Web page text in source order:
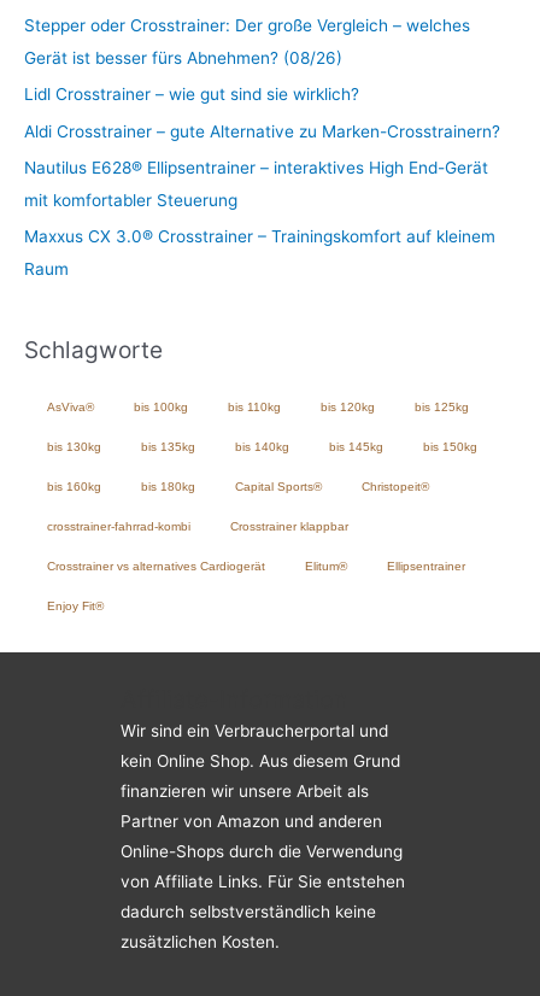
Stepper oder Crosstrainer: Der große Vergleich – welches
Gerät ist besser fürs Abnehmen? (08/26)
Lidl Crosstrainer – wie gut sind sie wirklich?
Aldi Crosstrainer – gute Alternative zu Marken-Crosstrainern?
Nautilus E628® Ellipsentrainer – interaktives High End-Gerät
mit komfortabler Steuerung
Maxxus CX 3.0® Crosstrainer – Trainingskomfort auf kleinem
Raum
Schlagworte
AsViva® bis 100kg bis 110kg bis 120kg bis 125kg
bis 130kg bis 135kg bis 140kg bis 145kg bis 150kg
bis 160kg bis 180kg Capital Sports® Christopeit®
crosstrainer-fahrrad-kombi Crosstrainer klappbar
Crosstrainer vs alternatives Cardiogerät Elitum® Ellipsentrainer
Enjoy Fit®
Wir sind ein Verbraucherportal und
kein Online Shop. Aus diesem Grund
finanzieren wir unsere Arbeit als
Partner von Amazon und anderen
Online-Shops durch die Verwendung
von Affiliate Links. Für Sie entstehen
dadurch selbstverständlich keine
zusätzlichen Kosten.